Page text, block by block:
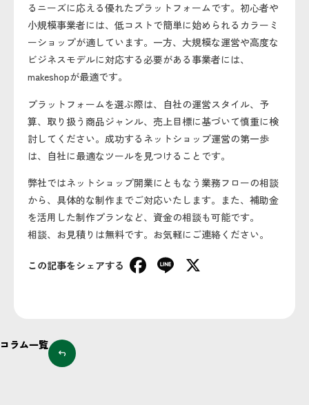
るニーズに応える優れたプラットフォームです。初心者や
小規模事業者には、低コストで簡単に始められるカラーミ
ーショップが適しています。一方、大規模な運営や高度な
ビジネスモデルに対応する必要がある事業者には、
makeshopが最適です。
プラットフォームを選ぶ際は、自社の運営スタイル、予
算、取り扱う商品ジャンル、売上目標に基づいて慎重に検
討してください。成功するネットショップ運営の第一歩
は、自社に最適なツールを見つけることです。
弊社ではネットショップ開業にともなう業務フローの相談
から、具体的な制作までご対応いたします。また、補助金
を活用した制作プランなど、資金の相談も可能です。
相談、お見積りは無料です。お気軽にご連絡ください。
この記事をシェアする Facebook
Line
コラム一覧